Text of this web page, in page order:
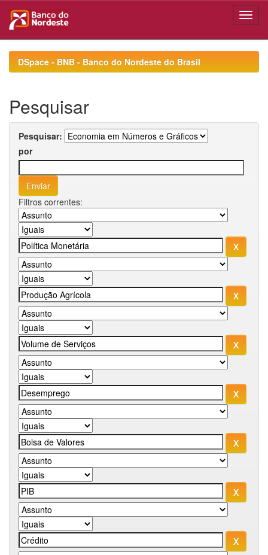
navigationDSpace - BNB - Banco do Nordeste do Brasil
Pesquisar
Pesquisar:
por
Filtros correntes: